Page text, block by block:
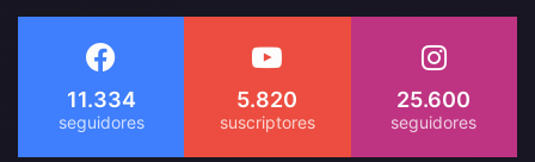
11.334 5.820 25.600